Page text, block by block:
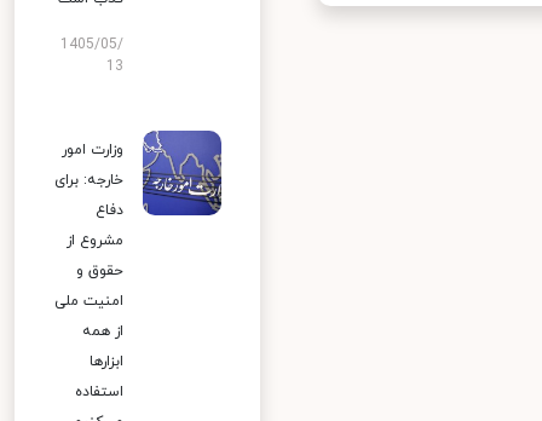
1405/05/
13
وزارت امور
خارجه: برای
دفاع
مشروع از
حقوق و
امنیت ملی
از همه
ابزارها
استفاده